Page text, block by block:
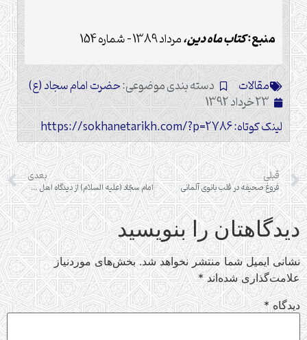
منبع:کتاب ماه دین،مرداد 1389 – شماره 154
مقالات دسته بندی موضوعی:حضرت امام سجاد (ع)
23 خرداد 1392
لینک کوتاه: https://sokhanetarikh.com/?p=2786
قبلی
فروغ صحیفه در قلب بانوی آلمانی
بعدی
امام سجّاد (علیه السلام) از دیدگاه اهل سنّت
دیدگاهتان را بنویسید
نشانی ایمیل شما منتشر نخواهد شد. بخش‌های موردنیاز
علامت‌گذاری شده‌اند*
دیدگاه*